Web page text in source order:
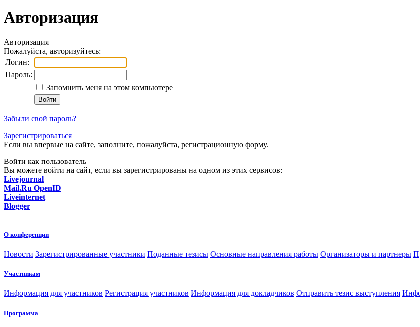
Авторизация
Авторизация
Пожалуйста, авторизуйтесь:
Логин:
Пароль:
Запомнить меня на этом компьютере
Забыли свой пароль?
Зарегистрироваться
Если вы впервые на сайте, заполните, пожалуйста, регистрационную форму.
Войти как пользователь
Вы можете войти на сайт, если вы зарегистрированы на одном из этих сервисов:
Livejournal
Mail.Ru OpenID
Liveinternet
Blogger
О конференции
Новости Зарегистрированные участники Поданные тезисы Основные направления работы Организаторы и партнеры
Участникам
Информация для участников Регистрация участников Информация для докладчиков Отправить тезис выступления
Программа